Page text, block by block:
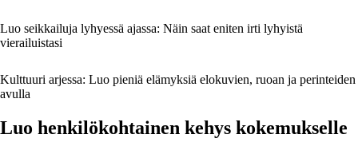
Luo seikkailuja lyhyessä ajassa: Näin saat eniten irti lyhyistä
vierailuistasi
Kulttuuri arjessa: Luo pieniä elämyksiä elokuvien, ruoan ja perinteiden
avulla
Luo henkilökohtainen kehys kokemukselle